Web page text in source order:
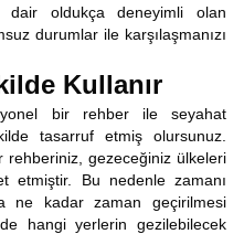
dair oldukça deneyimli olan
durumlar ile karşılaşmanızı
Kullanır
bir rehber ile seyahat
tasarruf etmiş olursunuz.
gezeceğiniz ülkeleri
etmiştir. Bu nedenle zamanı
ne kadar zaman geçirilmesi
hangi yerlerin gezilebilecek